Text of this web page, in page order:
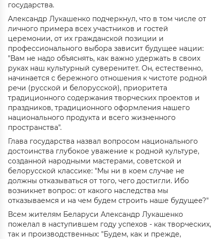
государства.
Александр Лукашенко подчеркнул, что в том числе от
личного примера всех участников и гостей
церемонии, от их гражданской позиции и
профессионального выбора зависит будущее нации:
"Вам не надо объяснять, как важно удержать в своих
руках наш культурный суверенитет. Он, естественно,
начинается с бережного отношения к чистоте родной
речи (русской и белорусской), приоритета
традиционного содержания творческих проектов и
праздников, традиционного оформления нашего
национального продукта и всего жизненного
пространства".
Глава государства назвал вопросом национального
достоинства глубокое уважение к родной культуре,
созданной народными мастерами, советской и
белорусской классике: "Мы ни в коем случае не
должны отказываться от того, чего достигли. Ибо
возникнет вопрос: от какого наследства мы
отказываемся и на чем будем строить наше будущее?"
Всем жителям Беларуси Александр Лукашенко
пожелал в наступившем году успехов - как творческих,
так и производственных: "Будем, как и прежде,